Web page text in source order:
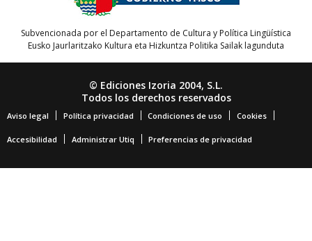
Subvencionada por el Departamento de Cultura y Política Lingüística
Eusko Jaurlaritzako Kultura eta Hizkuntza Politika Sailak lagunduta
© Ediciones Izoria 2004, S.L.
Todos los derechos reservados
Aviso legal Política privacidad Condiciones de uso Cookies
Accesibilidad Administrar Utiq Preferencias de privacidad